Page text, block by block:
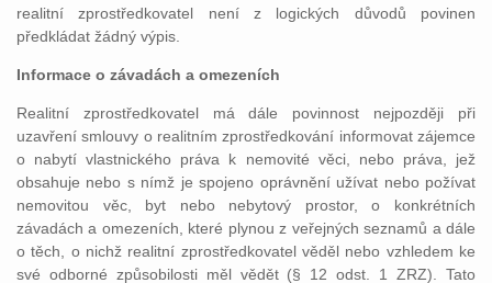
realitní zprostředkovatel není z logických důvodů povinen
předkládat žádný výpis.
Informace o závadách a omezeních
Realitní zprostředkovatel má dále povinnost nejpozději při
uzavření smlouvy o realitním zprostředkování informovat zájemce
o nabytí vlastnického práva k nemovité věci, nebo práva, jež
obsahuje nebo s nímž je spojeno oprávnění užívat nebo požívat
nemovitou věc, byt nebo nebytový prostor, o konkrétních
závadách a omezeních, které plynou z veřejných seznamů a dále
o těch, o nichž realitní zprostředkovatel věděl nebo vzhledem ke
své odborné způsobilosti měl vědět (§ 12 odst. 1 ZRZ). Tato